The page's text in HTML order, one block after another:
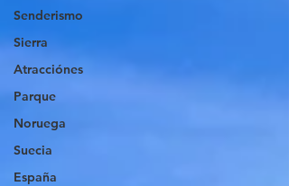
Senderismo
Sierra
Atracciónes
Parque
Noruega
Suecia
España